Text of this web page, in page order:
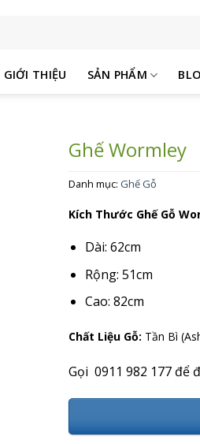
GIỚI THIỆU SẢN PHẨM
Ghế Wormley
Danh mục: Ghế Gỗ
Kích Thước Ghế Gỗ
Dài: 62cm
Rộng: 51cm
Cao: 82cm
Chất Liệu Gỗ: Tần Bì
Gọi 0911 982 177 để